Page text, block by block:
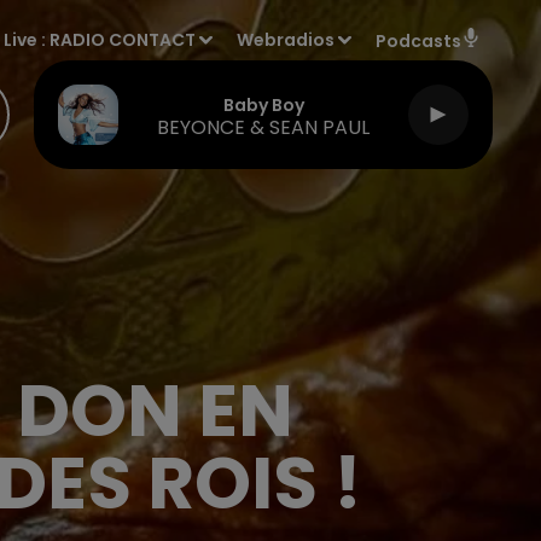
Live : RADIO CONTACT Webradios Podcasts
Baby Boy
BEYONCE & SEAN PAUL
EN
ROIS !